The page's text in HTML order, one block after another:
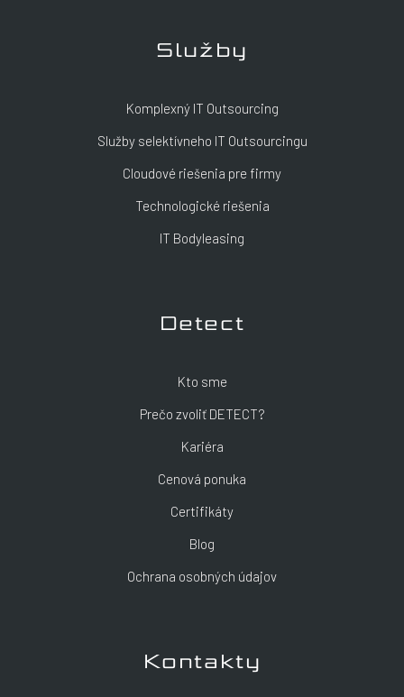
Služby
Komplexný IT Outsourcing
Služby selektívneho IT Outsourcingu
Cloudové riešenia pre firmy
Technologické riešenia
IT Bodyleasing
Detect
Kto sme
Prečo zvoliť DETECT?
Kariéra
Cenová ponuka
Certifikáty
Blog
Ochrana osobných údajov
Kontakty